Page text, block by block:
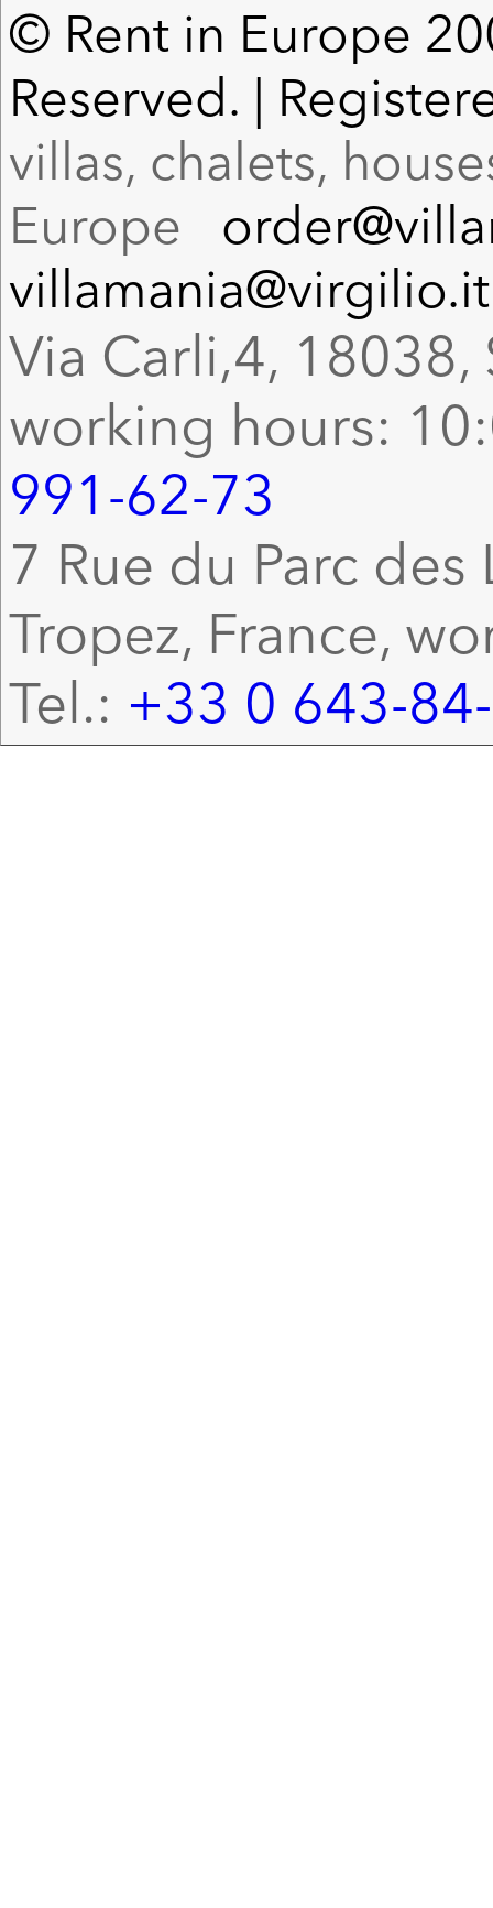
© Rent in Europe
Reserved. |
villas, chalets,
Europe
villamania@virgilio.it
Via Carli,4, 18038,
working hours:
991-62-73
7 Rue du Parc
Tropez, France,
Tel.: +33 0 643-